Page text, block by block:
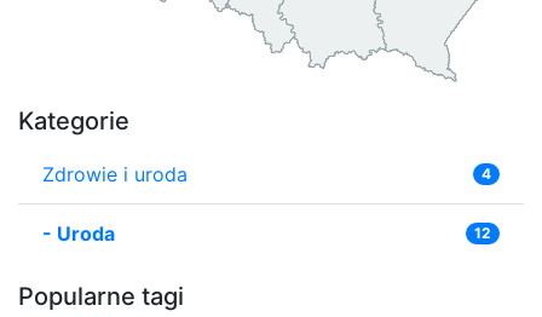
Kategorie
Zdrowie i uroda 4
- Uroda 12
Popularne tagi